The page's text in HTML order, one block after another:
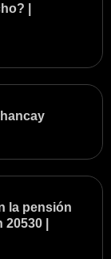
|
la pensión
|